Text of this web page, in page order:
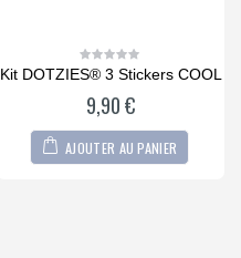
0
of
Kit DOTZIES® 3 Stickers COOL
9,90€
AJOUTER AU PANIER